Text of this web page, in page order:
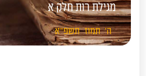
מגילת רות חלק א
ה' תמוז תשפ"א